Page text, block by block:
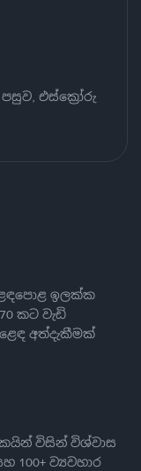
එස්ක්‍රෝරු
ඉලක්ක
කට වැඩි
අත්දැකීමක්
විසින් විශ්වාස
100+ ව්‍යවහාර